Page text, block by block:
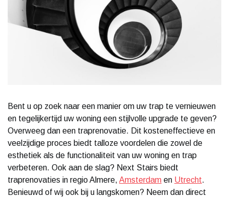
Bent u op zoek naar een manier om uw trap te vernieuwen
en tegelijkertijd uw woning een stijlvolle upgrade te geven?
Overweeg dan een traprenovatie. Dit kosteneffectieve en
veelzijdige proces biedt talloze voordelen die zowel de
esthetiek als de functionaliteit van uw woning en trap
verbeteren. Ook aan de slag? Next Stairs biedt
traprenovaties in regio Almere, Amsterdam en Utrecht.
Benieuwd of wij ook bij u langskomen? Neem dan direct